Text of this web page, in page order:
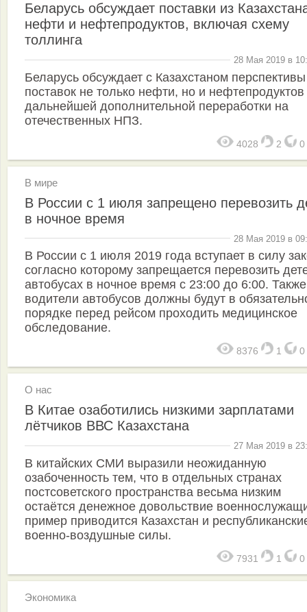
Беларусь обсуждает поставки из
нефти и нефтепродуктов, включая схему
толлинга
28 Мая 2019 в
Беларусь обсуждает с Казахстаном перспективы
поставок не только нефти, но и
дальнейшей дополнительной переработки на
отечественных НПЗ.
4028 2 0
В мире
В России с 1 июля запрещено перевозить
в ночное время
28 Мая 2019 в
В России с 1 июля 2019 года вступает в силу
согласно которому запрещается перевозить
автобусах в ночное время с 23:00 до 6:00. Также
водители автобусов должны будут в
порядке перед рейсом проходить медицинское
обследование.
8376 1 0
О нас
В Китае озаботились низкими зарплатами
лётчиков ВВС Казахстана
27 Мая 2019 в
В китайских СМИ выразили неожиданную
озабоченность тем, что в отдельных странах
постсоветского пространства весьма низким
остаётся денежное довольствие
пример приводится Казахстан и
военно-воздушные силы.
7931 1 0
Экономика